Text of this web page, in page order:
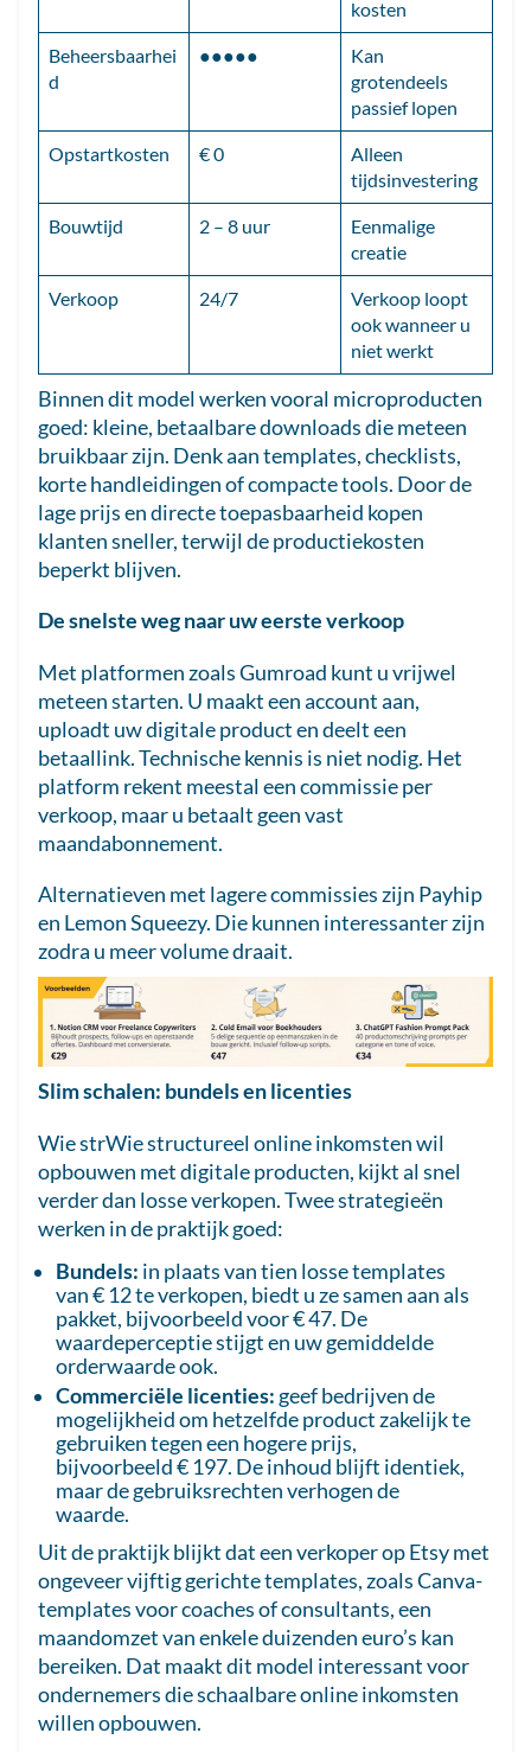
kosten
Beheersbaarhei
d
●●●●●
Kan
grotendeels
passief lopen
Opstartkosten € 0
Alleen
tijdsinvestering
Bouwtijd 2 – 8 uur
Eenmalige
creatie
Verkoop 24/7
Verkoop loopt
ook wanneer u
niet werkt
Binnen dit model werken vooral microproducten
goed: kleine, betaalbare downloads die meteen
bruikbaar zijn. Denk aan templates, checklists,
korte handleidingen of compacte tools. Door de
lage prijs en directe toepasbaarheid kopen
klanten sneller, terwijl de productiekosten
beperkt blijven.
De snelste weg naar uw eerste verkoop
Met platformen zoals Gumroad kunt u vrijwel
meteen starten. U maakt een account aan,
uploadt uw digitale product en deelt een
betaallink. Technische kennis is niet nodig. Het
platform rekent meestal een commissie per
verkoop, maar u betaalt geen vast
maandabonnement.
Alternatieven met lagere commissies zijn Payhip
en Lemon Squeezy. Die kunnen interessanter zijn
zodra u meer volume draait.
Slim schalen: bundels en licenties
Wie strWie structureel online inkomsten wil
opbouwen met digitale producten, kijkt al snel
verder dan losse verkopen. Twee strategieën
werken in de praktijk goed:
Bundels: in plaats van tien losse templates
van € 12 te verkopen, biedt u ze samen aan als
pakket, bijvoorbeeld voor € 47. De
waardeperceptie stijgt en uw gemiddelde
orderwaarde ook.
Commerciële licenties: geef bedrijven de
mogelijkheid om hetzelfde product zakelijk te
gebruiken tegen een hogere prijs,
bijvoorbeeld € 197. De inhoud blijft identiek,
maar de gebruiksrechten verhogen de
waarde.
Uit de praktijk blijkt dat een verkoper op Etsy met
ongeveer vijftig gerichte templates, zoals Canva-
templates voor coaches of consultants, een
maandomzet van enkele duizenden euro’s kan
bereiken. Dat maakt dit model interessant voor
ondernemers die schaalbare online inkomsten
willen opbouwen.